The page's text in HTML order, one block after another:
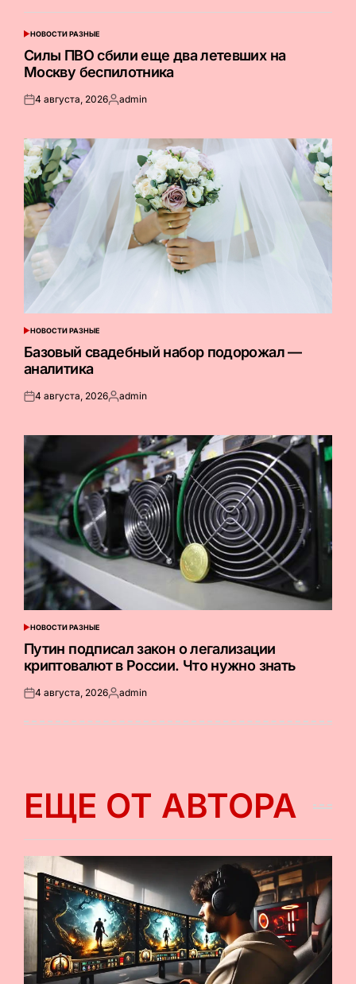
ОПУБЛИКОВАНО
НОВОСТИ РАЗНЫЕ
Силы ПВО сбили еще два летевших на
Москву беспилотника
Опубликовано
4 августа, 2026Запись
admin
ОПУБЛИКОВАНО
В
НОВОСТИ РАЗНЫЕ
Базовый свадебный набор подорожал —
аналитика
Опубликовано
4 августа, 2026Запись
admin
ОПУБЛИКОВАНО
В
НОВОСТИ РАЗНЫЕ
Путин подписал закон о легализации
криптовалют в России. Что нужно знать
Опубликовано
4 августа, 2026Запись
admin
ЕЩЕ ОТ АВТОРА